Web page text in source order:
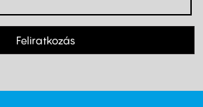
Feliratkozás